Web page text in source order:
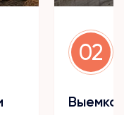
02
Выемка